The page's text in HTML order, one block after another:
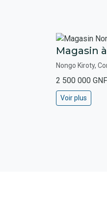
Magasin
Nongo Kiroty,
2 500 000 GNF
Voir plus